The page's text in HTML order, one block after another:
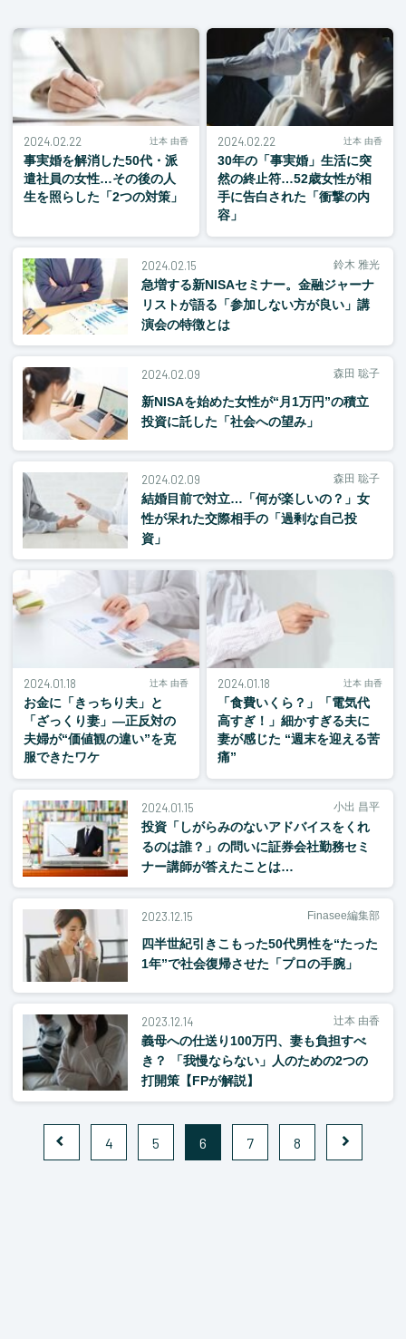
2024.02.22 辻本 由香
事実婚を解消した50代・派
遣社員の女性…その後の人
生を照らした「2つの対策」
2024.02.22 辻本 由香
30年の「事実婚」生活に突
然の終止符…52歳女性が相
手に告白された「衝撃の内
容」
2024.02.15 鈴木 雅光
急増する新NISAセミナー。金融ジャーナ
リストが語る「参加しない方が良い」講
演会の特徴とは
2024.02.09 森田 聡子
新NISAを始めた女性が“月1万円”の積立
投資に託した「社会への望み」
2024.02.09 森田 聡子
結婚目前で対立…「何が楽しいの？」女
性が呆れた交際相手の「過剰な自己投
資」
2024.01.18 辻本 由香
お金に「きっちり夫」と
「ざっくり妻」―正反対の
夫婦が“価値観の違い”を克
服できたワケ
2024.01.18 辻本 由香
「食費いくら？」「電気代
高すぎ！」細かすぎる夫に
妻が感じた “週末を迎える苦
痛”
2024.01.15 小出 昌平
投資「しがらみのないアドバイスをくれ
るのは誰？」の問いに証券会社勤務セミ
ナー講師が答えたことは…
2023.12.15 Finasee編集部
四半世紀引きこもった50代男性を“たった
1年”で社会復帰させた「プロの手腕」
2023.12.14 辻本 由香
義母への仕送り100万円、妻も負担すべ
き？ 「我慢ならない」人のための2つの
打開策【FPが解説】
4 5 6 7 8